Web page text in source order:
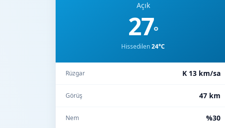
Açık
27°
Hissedilen24°C
Rüzgar K 13 km/sa
Görüş 47 km
Nem %30